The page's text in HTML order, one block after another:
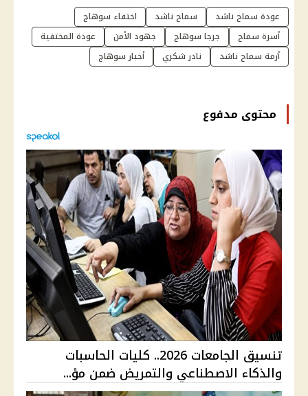
عودة سماح ناشد سماح ناشد
اختفاء سوهاج
أسرة سماح
جرجا سوهاج جهود الأمن
عودة المختفية
أزمة سماح ناشد
نادر شكري أخبار سوهاج
محتوى مدفوع
تنسيق الجامعات 2026.. كليات الحاسبات
والذكاء الاصطناعي والتمريض ضمن مؤ...